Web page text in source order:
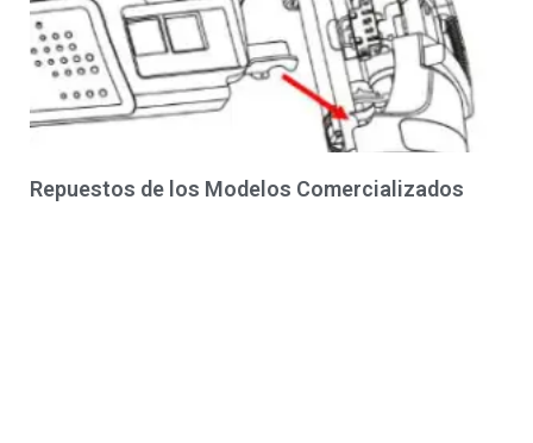
Repuestos de los Modelos Comercializados